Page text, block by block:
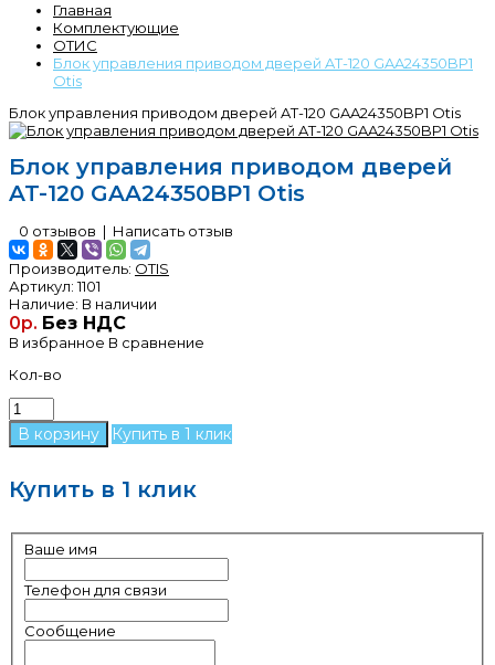
Главная
Комплектующие
ОТИС
Блок управления приводом дверей AT-120 GAA24350BP1
Otis
Блок управления приводом дверей AT-120 GAA24350BP1 Otis
Блок управления приводом дверей
AT-120 GAA24350BP1 Otis
0 отзывов | Написать отзыв
Производитель: OTIS
Артикул:1101
Наличие: В наличии
0р. Без НДС
В избранное В сравнение
Кол-во
Купить в 1 клик
Купить в 1 клик
Ваше имя
Телефон для связи
Сообщение